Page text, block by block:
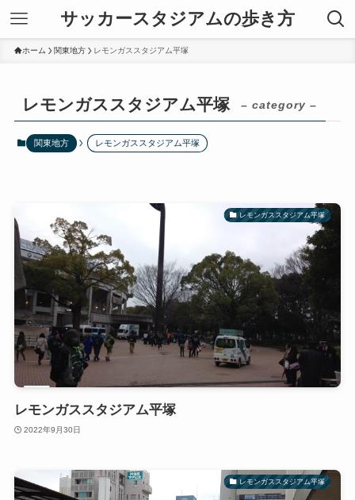
サッカースタジアムの歩き方
ホーム 関東地方 レモンガススタジアム平塚
レモンガススタジアム平塚 – category –
関東地方 レモンガススタジアム平塚
レモンガススタジアム平塚
レモンガススタジアム平塚
2022年9月30日
レモンガススタジアム平塚